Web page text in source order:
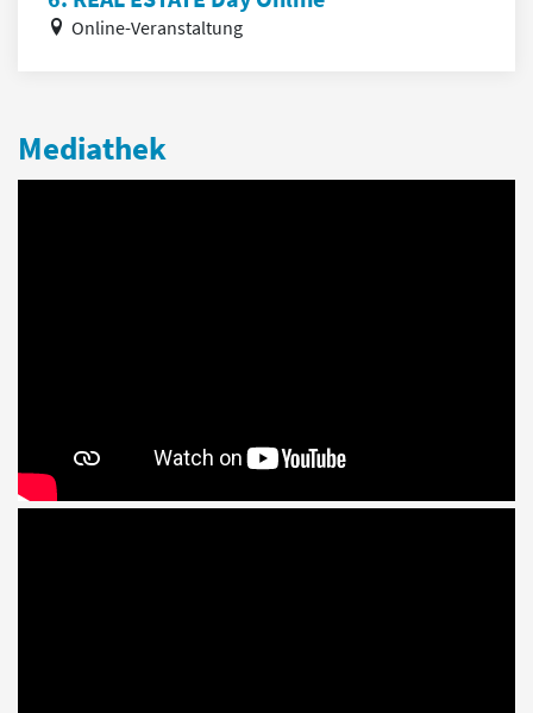
Online-Veranstaltung
Mediathek